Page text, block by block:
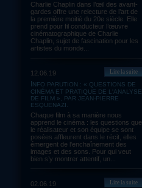
Charlie Chaplin dans l’œil des avant-
gardes offre une relecture de l’art de
la première moitié du 20e siècle. Elle
prend pour fil conducteur l’œuvre
cinématographique de Charlie
Chaplin, sujet de fascination pour les
artistes du monde...
12.06.19
CINÉMA ET PRATIQUE DE L'ANALYSE
DE FILM », PAR JEAN-PIERRE
ESQUENAZI.
Chaque film à sa manière nous
apprend le cinéma : les questions que
le réalisateur et son équipe se sont
posées affleurent dans le récit, elles
émergent de l'enchaînement des
images et des sons. Pour qui veut
bien s’y montrer attentif, un...
Lire la suite
02.06.19 Lire la suite